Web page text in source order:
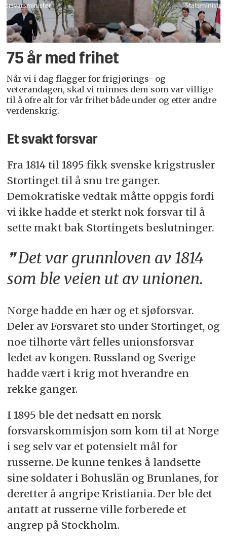
75 år med frihet
Når vi i dag flagger for frigjørings- og
veterandagen, skal vi minnes dem som var villige
til å ofre alt for vår frihet både under og etter andre
verdenskrig.
Et svakt forsvar
Fra 1814 til 1895 fikk svenske krigstrusler
Stortinget til å snu tre ganger.
Demokratiske vedtak måtte oppgis fordi
vi ikke hadde et sterkt nok forsvar til å
sette makt bak Stortingets beslutninger.
Det var grunnloven av 1814
som ble veien ut av unionen.
Norge hadde en hær og et sjøforsvar.
Deler av Forsvaret sto under Stortinget, og
noe tilhørte vårt felles unionsforsvar
ledet av kongen. Russland og Sverige
hadde vært i krig mot hverandre en
rekke ganger.
I 1895 ble det nedsatt en norsk
forsvarskommisjon som kom til at Norge
i seg selv var et potensielt mål for
russerne. De kunne tenkes å landsette
sine soldater i Bohuslän og Brunlanes, for
deretter å angripe Kristiania. Der ble det
antatt at russerne ville forberede et
angrep på Stockholm.